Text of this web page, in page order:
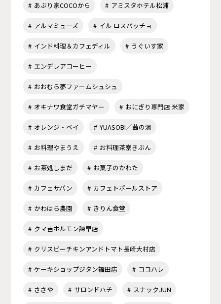
あぶり家COCOから アミスタホテル松浦
アルマミューズ イル ロスパッチョ
インド料理＆カフェディル うぐいす家
エンデレアコーヒー
おおむら夢ファームシュシュ
オキナワ食堂ガチマヤー おにぎり専門店 米家
オレンジ・ベイ YUASOBI／茜の湯
お料理やまうえ お料理茶寮きぶん
お茶処しまだ お菓子のかわた
カフェサパン カフェトポールストア
かわはら農園 きりん食堂
クマ吉ホルモン諫早店
クリスピーチキンアンドトマト長崎大村店
ケーキショップジタン福田店 ココハレ
ささや サロンドハチ スナックJUN